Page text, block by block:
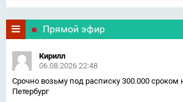
Прямой эфир
Кирилл
06.08.2026 22:48
Срочно возьму под расписку 300.000 сроком
Петербург